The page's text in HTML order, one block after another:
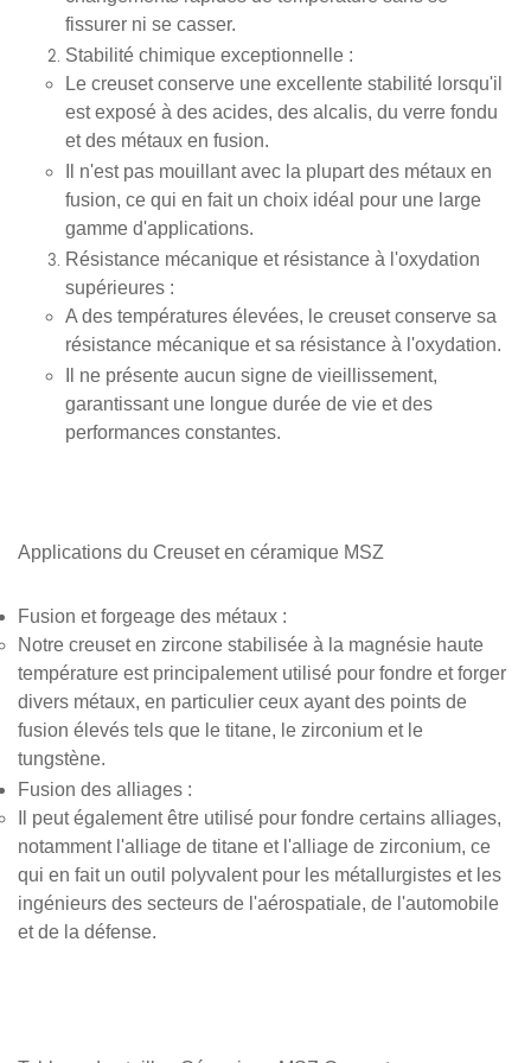
fissurer ni se casser.
Stabilité chimique exceptionnelle :
Le creuset conserve une excellente stabilité lorsqu'il
est exposé à des acides, des alcalis, du verre fondu
et des métaux en fusion.
Il n'est pas mouillant avec la plupart des métaux en
fusion, ce qui en fait un choix idéal pour une large
gamme d'applications.
Résistance mécanique et résistance à l'oxydation
supérieures :
A des températures élevées, le creuset conserve sa
résistance mécanique et sa résistance à l'oxydation.
Il ne présente aucun signe de vieillissement,
garantissant une longue durée de vie et des
performances constantes.
Applications du Creuset en céramique MSZ
Fusion et forgeage des métaux :
Notre creuset en zircone stabilisée à la magnésie haute
température est principalement utilisé pour fondre et forger
divers métaux, en particulier ceux ayant des points de
fusion élevés tels que le titane, le zirconium et le
tungstène.
Fusion des alliages :
Il peut également être utilisé pour fondre certains alliages,
notamment l'alliage de titane et l'alliage de zirconium, ce
qui en fait un outil polyvalent pour les métallurgistes et les
ingénieurs des secteurs de l'aérospatiale, de l'automobile
et de la défense.